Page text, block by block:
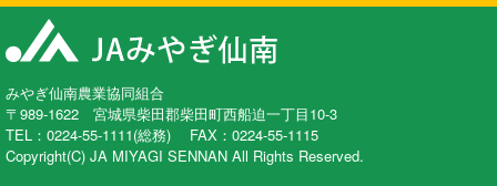
みやぎ仙南農業協同組合
〒989-1622 宮城県柴田郡柴田町西船迫一丁目10-3
TEL：0224-55-1111(総務) FAX：0224-55-1115
Copyright(C) JA MIYAGI SENNAN All Rights Reserved.